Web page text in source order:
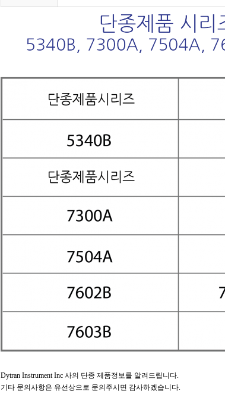
Dytran Instrument Inc 사의 단종 제품정보를 알려드립니다.
기타 문의사항은 유선상으로 문의주시면 감사하겠습니다.